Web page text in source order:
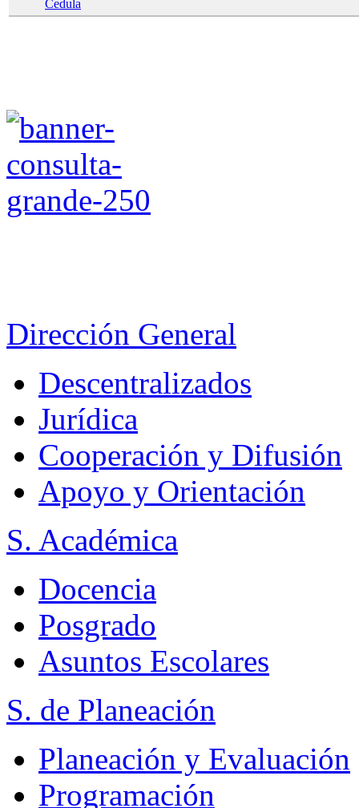
Cedula
Dirección General
Descentralizados
Jurídica
Cooperación y Difusión
Apoyo y Orientación
S. Académica
Docencia
Posgrado
Asuntos Escolares
S. de Planeación
Planeación y Evaluación
Programación